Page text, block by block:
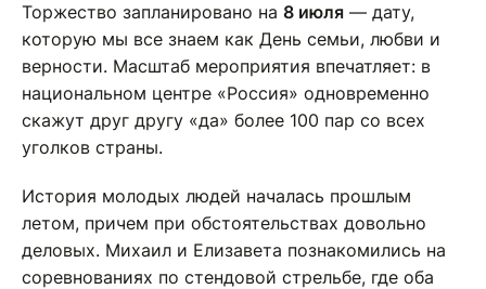
Торжество запланировано на 8 июля — дату,
которую мы все знаем как День семьи, любви и
верности. Масштаб мероприятия впечатляет: в
национальном центре «Россия» одновременно
скажут друг другу «да» более 100 пар со всех
уголков страны.
История молодых людей началась прошлым
летом, причем при обстоятельствах довольно
деловых. Михаил и Елизавета познакомились на
соревнованиях по стендовой стрельбе, где оба